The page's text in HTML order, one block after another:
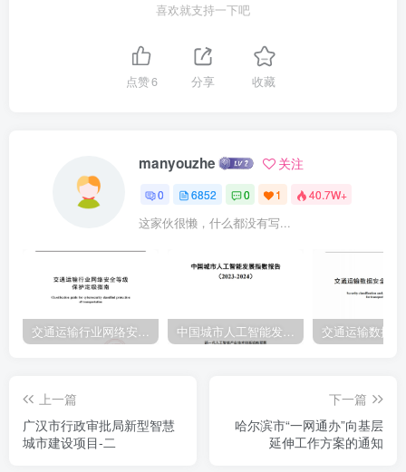
提供公安部所属检验机构出具的检测报告摄像机复印件并加盖制造商
鲜章证明)套403、▲视频画面中出现物品自上而下掉落时，支持在视
频画面中叠加物品下落轨迹，不同物品支持不同的下落轨迹颜色，支
印件并加盖制造商鲜章证明)4、具有≥1个RJ4510M/100M/1000M自适
应以太网口，支持PoE供电，内置≥1个存储卡槽，防护等级需
≥IP67:1、需视频分辨率和桢率≥2560×1440、25帧秒，彩色最低照度
≤0.0051x,尺寸不大于中120*70mm;支持将拍摄图片数据不通过设备制
造商应用平台直接上传至第三方平台呈现的功能。2、▲需支持电瓶车
遗留侦测功能，支持对停留时间超过设置阈值的电瓶车进行检测，叠
加提非机入梯示框、并报警，对自行车、玩具车、婴儿车、19手推车
检验机构出具的检测报告复印件并加盖投标人鲜章)3、▲支持TOF遮
挡报警功能，对人为遮挡行为检测报警，支持联动抓图、声音报警，
支持TOF遮挡防干扰功能，光线明暗变化不会触发报警：(需提供公安
喜欢就支持一下吧
点赞6 分享 收藏
manyouzhe 关注
0 6852 0 1 40.7W+
这家伙很懒，什么都没有写...
上一篇
广汉市行政审批局新型智慧
城市建设项目-二
下一篇
哈尔滨市“一网通办”向基层
延伸工作方案的通知